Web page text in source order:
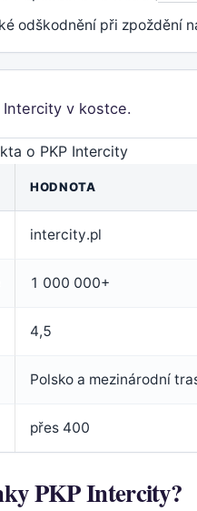
odškodnění při zpoždění
Intercity v kostce.
o PKP Intercity
HODNOTA
intercity.pl
1 000 000+
4,5
Polsko a mezinárodní
přes 400
PKP Intercity?